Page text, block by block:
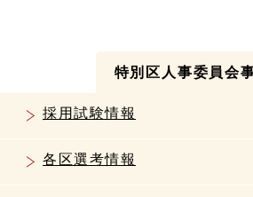
特別区人事委員会
採用試験情報
各区選考情報